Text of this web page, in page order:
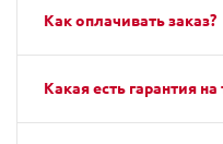
Как оплачивать заказ?
Какая есть гарантия на